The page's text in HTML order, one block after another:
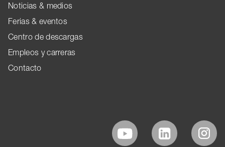
Noticias & medios
Ferias & eventos
Centro de descargas
Empleos y carreras
Contacto